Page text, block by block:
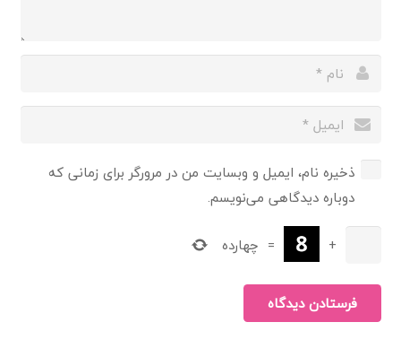
ذخیره نام، ایمیل و وبسایت من در مرورگر برای زمانی که
دوباره دیدگاهی می‌نویسم.
+
= چهارده
فرستادن دیدگاه